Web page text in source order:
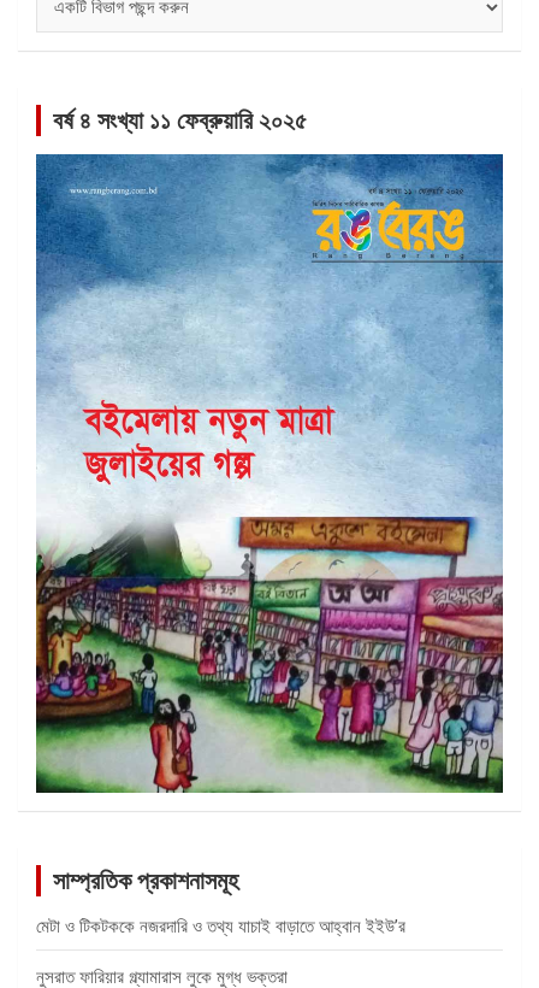
সমূহ
বর্ষ ৪ সংখ্যা ১১ ফেব্রুয়ারি ২০২৫
সাম্প্রতিক প্রকাশনাসমূহ
মেটা ও টিকটককে নজরদারি ও তথ্য যাচাই বাড়াতে আহ্বান ইইউ’র
নুসরাত ফারিয়ার গ্ল্যামারাস লুকে মুগ্ধ ভক্তরা